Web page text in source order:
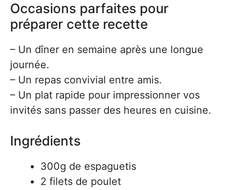
Occasions parfaites pour
préparer cette recette
– Un dîner en semaine après une longue
journée.
– Un repas convivial entre amis.
– Un plat rapide pour impressionner vos
invités sans passer des heures en cuisine.
Ingrédients
300g de espaguetis
2 filets de poulet